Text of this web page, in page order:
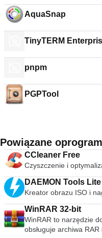
AquaSnap
TinyTERM
pnpm
PGPTool
Powiązane
CCleaner Free
Czyszczenie i
DAEMON Tools Lite
Kreator obrazu ISO i
WinRAR 32-bit
WinRAR to narzędzie
obsługuje archiwa